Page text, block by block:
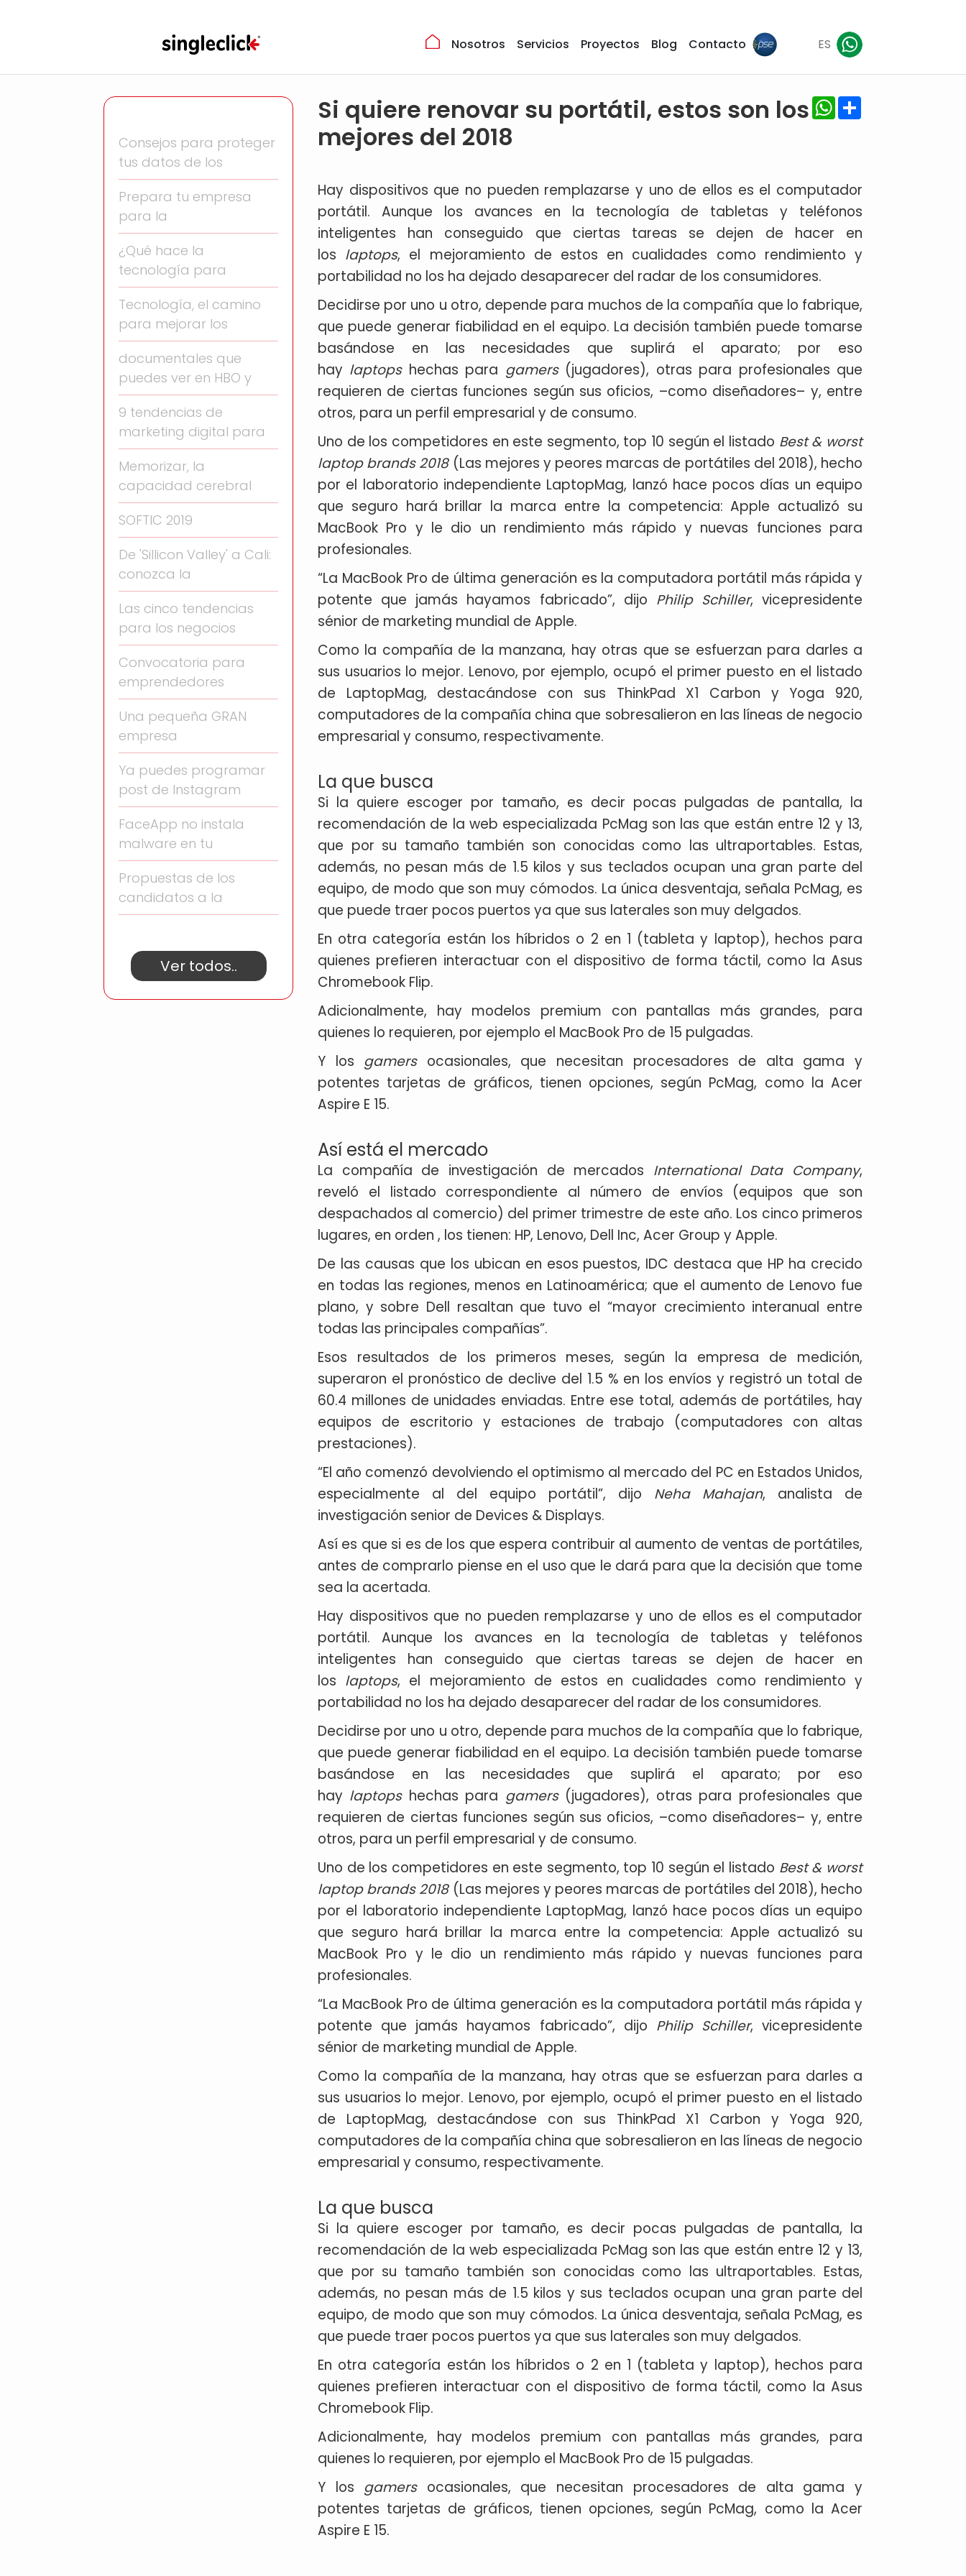
Nosotros Servicios Proyectos Blog Contacto ES
Consejos para proteger
tus datos de los
Prepara tu empresa
para la
¿Qué hace la
tecnología para
Tecnología, el camino
para mejorar los
documentales que
puedes ver en HBO y
9 tendencias de
marketing digital para
Memorizar, la
capacidad cerebral
SOFTIC 2019
De 'Sillicon Valley' a Cali:
conozca la
Las cinco tendencias
para los negocios
Convocatoria para
emprendedores
Una pequeña GRAN
empresa
Ya puedes programar
post de Instagram
FaceApp no instala
malware en tu
Propuestas de los
candidatos a la
Ver todos..
Si quiere renovar su portátil, estos son los
mejores del 2018
WhatsApp
Hay dispositivos que no pueden remplazarse y uno de ellos es el computador
portátil. Aunque los avances en la tecnología de tabletas y teléfonos
inteligentes han conseguido que ciertas tareas se dejen de hacer en
los laptops, el mejoramiento de estos en cualidades como rendimiento y
portabilidad no los ha dejado desaparecer del radar de los consumidores.
Decidirse por uno u otro, depende para muchos de la compañía que lo fabrique,
que puede generar fiabilidad en el equipo. La decisión también puede tomarse
basándose en las necesidades que suplirá el aparato; por eso
hay laptopshechas para gamers(jugadores), otras para profesionales que
requieren de ciertas funciones según sus oficios, –como diseñadores– y, entre
otros, para un perfil empresarial y de consumo.
Uno de los competidores en este segmento, top 10 según el listado Best & worst
laptop brands 2018(Las mejores y peores marcas de portátiles del 2018), hecho
por el laboratorio independiente LaptopMag, lanzó hace pocos días un equipo
que seguro hará brillar la marca entre la competencia: Apple actualizó su
MacBook Pro y le dio un rendimiento más rápido y nuevas funciones para
profesionales.
“La MacBook Pro de última generación es la computadora portátil más rápida y
potente que jamás hayamos fabricado”, dijo Philip Schiller, vicepresidente
sénior de marketing mundial de Apple.
Como la compañía de la manzana, hay otras que se esfuerzan para darles a
sus usuarios lo mejor. Lenovo, por ejemplo, ocupó el primer puesto en el listado
de LaptopMag, destacándose con sus ThinkPad X1 Carbon y Yoga 920,
computadores de la compañía china que sobresalieron en las líneas de negocio
empresarial y consumo, respectivamente.
La que busca
Si la quiere escoger por tamaño, es decir pocas pulgadas de pantalla, la
recomendación de la web especializada PcMag son las que están entre 12 y 13,
que por su tamaño también son conocidas como las ultraportables. Estas,
además, no pesan más de 1.5 kilos y sus teclados ocupan una gran parte del
equipo, de modo que son muy cómodos. La única desventaja, señala PcMag, es
que puede traer pocos puertos ya que sus laterales son muy delgados.
En otra categoría están los híbridos o 2 en 1 (tableta y laptop), hechos para
quienes prefieren interactuar con el dispositivo de forma táctil, como la Asus
Chromebook Flip.
Adicionalmente, hay modelos premium con pantallas más grandes, para
quienes lo requieren, por ejemplo el MacBook Pro de 15 pulgadas.
Y los gamers ocasionales, que necesitan procesadores de alta gama y
potentes tarjetas de gráficos, tienen opciones, según PcMag, como la Acer
Aspire E 15.
Así está el mercado
La compañía de investigación de mercados International Data Company,
reveló el listado correspondiente al número de envíos (equipos que son
despachados al comercio) del primer trimestre de este año. Los cinco primeros
lugares, en orden , los tienen: HP, Lenovo, Dell Inc, Acer Group y Apple.
De las causas que los ubican en esos puestos, IDC destaca que HP ha crecido
en todas las regiones, menos en Latinoamérica; que el aumento de Lenovo fue
plano, y sobre Dell resaltan que tuvo el “mayor crecimiento interanual entre
todas las principales compañías”.
Esos resultados de los primeros meses, según la empresa de medición,
superaron el pronóstico de declive del 1.5 % en los envíos y registró un total de
60.4 millones de unidades enviadas. Entre ese total, además de portátiles, hay
equipos de escritorio y estaciones de trabajo (computadores con altas
prestaciones).
“El año comenzó devolviendo el optimismo al mercado del PC en Estados Unidos,
especialmente al del equipo portátil”, dijo Neha Mahajan, analista de
investigación senior de Devices & Displays.
Así es que si es de los que espera contribuir al aumento de ventas de portátiles,
antes de comprarlo piense en el uso que le dará para que la decisión que tome
sea la acertada.
Hay dispositivos que no pueden remplazarse y uno de ellos es el computador
portátil. Aunque los avances en la tecnología de tabletas y teléfonos
inteligentes han conseguido que ciertas tareas se dejen de hacer en
los laptops, el mejoramiento de estos en cualidades como rendimiento y
portabilidad no los ha dejado desaparecer del radar de los consumidores.
Decidirse por uno u otro, depende para muchos de la compañía que lo fabrique,
que puede generar fiabilidad en el equipo. La decisión también puede tomarse
basándose en las necesidades que suplirá el aparato; por eso
hay laptopshechas para gamers(jugadores), otras para profesionales que
requieren de ciertas funciones según sus oficios, –como diseñadores– y, entre
otros, para un perfil empresarial y de consumo.
Uno de los competidores en este segmento, top 10 según el listado Best & worst
laptop brands 2018(Las mejores y peores marcas de portátiles del 2018), hecho
por el laboratorio independiente LaptopMag, lanzó hace pocos días un equipo
que seguro hará brillar la marca entre la competencia: Apple actualizó su
MacBook Pro y le dio un rendimiento más rápido y nuevas funciones para
profesionales.
“La MacBook Pro de última generación es la computadora portátil más rápida y
potente que jamás hayamos fabricado”, dijo Philip Schiller, vicepresidente
sénior de marketing mundial de Apple.
Como la compañía de la manzana, hay otras que se esfuerzan para darles a
sus usuarios lo mejor. Lenovo, por ejemplo, ocupó el primer puesto en el listado
de LaptopMag, destacándose con sus ThinkPad X1 Carbon y Yoga 920,
computadores de la compañía china que sobresalieron en las líneas de negocio
empresarial y consumo, respectivamente.
La que busca
Si la quiere escoger por tamaño, es decir pocas pulgadas de pantalla, la
recomendación de la web especializada PcMag son las que están entre 12 y 13,
que por su tamaño también son conocidas como las ultraportables. Estas,
además, no pesan más de 1.5 kilos y sus teclados ocupan una gran parte del
equipo, de modo que son muy cómodos. La única desventaja, señala PcMag, es
que puede traer pocos puertos ya que sus laterales son muy delgados.
En otra categoría están los híbridos o 2 en 1 (tableta y laptop), hechos para
quienes prefieren interactuar con el dispositivo de forma táctil, como la Asus
Chromebook Flip.
Adicionalmente, hay modelos premium con pantallas más grandes, para
quienes lo requieren, por ejemplo el MacBook Pro de 15 pulgadas.
Y los gamers ocasionales, que necesitan procesadores de alta gama y
potentes tarjetas de gráficos, tienen opciones, según PcMag, como la Acer
Aspire E 15.